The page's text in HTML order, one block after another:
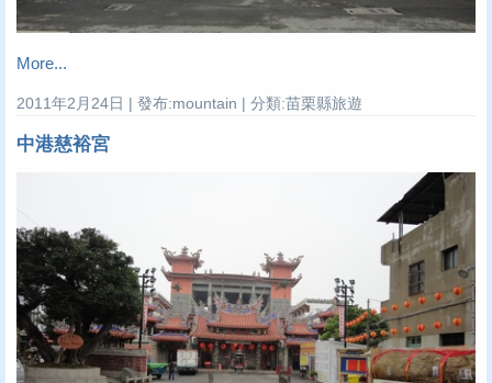
More...
2011年2月24日 | 發布:mountain | 分類:苗栗縣旅遊
中港慈裕宮